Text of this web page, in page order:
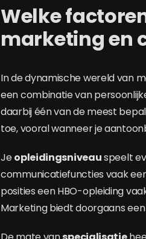
Welke
marketing en
In de dynamische wereld van
een combinatie van
daarbij één van de meest
toe, vooral wanneer je
Jeopleidingsniveauspeelt
communicatiefuncties vaak
posities een HBO-opleiding
Marketing biedt doorgaans